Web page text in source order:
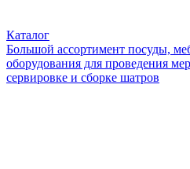
Каталог
Большой ассортимент посуды,
оборудования для проведения
сервировке и сборке шатров